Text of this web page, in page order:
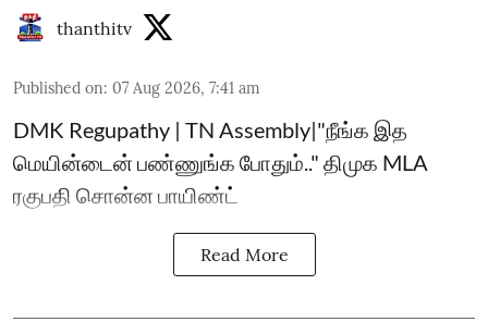
thanthitv
Published on: 07 Aug 2026, 7:41 am
DMK Regupathy | TN Assembly|"நீங்க இத
மெயின்டைன் பண்ணுங்க போதும்.." திமுக MLA
ரகுபதி சொன்ன பாயிண்ட்
Read More